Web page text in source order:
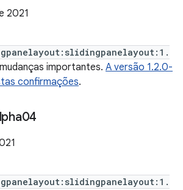
2021
importantes. A versão 1.2.0-
confirmações.